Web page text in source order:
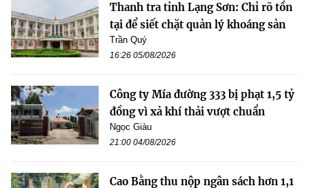
Thanh tra tỉnh Lạng Sơn: Chỉ rõ tồn
tại để siết chặt quản lý khoáng sản
Trần Quý
16:26 05/08/2026
Công ty Mía đường 333 bị phạt 1,5 tỷ
đồng vì xả khí thải vượt chuẩn
Ngọc Giàu
21:00 04/08/2026
Cao Bằng thu nộp ngân sách hơn 1,1